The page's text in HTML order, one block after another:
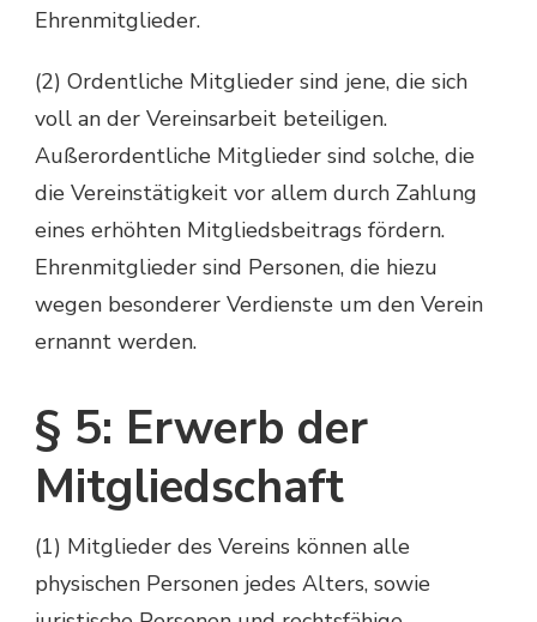
Ehrenmitglieder.
(2) Ordentliche Mitglieder sind jene, die sich
voll an der Vereinsarbeit beteiligen.
Außerordentliche Mitglieder sind solche, die
die Vereinstätigkeit vor allem durch Zahlung
eines erhöhten Mitgliedsbeitrags fördern.
Ehrenmitglieder sind Personen, die hiezu
wegen besonderer Verdienste um den Verein
ernannt werden.
§ 5: Erwerb der
Mitgliedschaft
(1) Mitglieder des Vereins können alle
physischen Personen jedes Alters, sowie